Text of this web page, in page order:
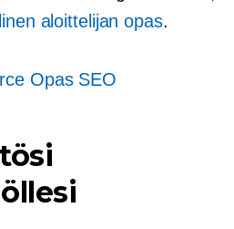
aloittelijan opas.
Opas SEO